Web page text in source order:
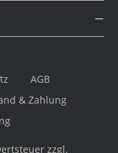
AGB
& Zahlung
zzgl.